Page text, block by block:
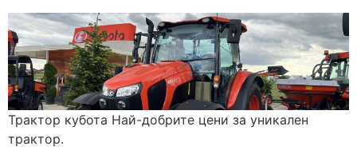
Трактор кубота Най-добрите цени за уникален
трактор.